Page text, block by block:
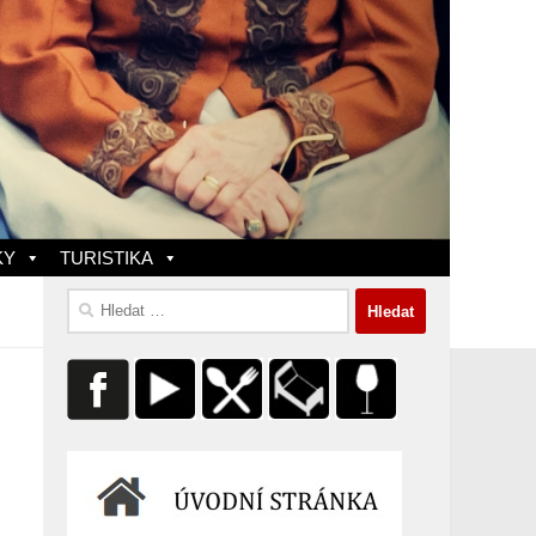
TURISTIKA
Vyhledávání